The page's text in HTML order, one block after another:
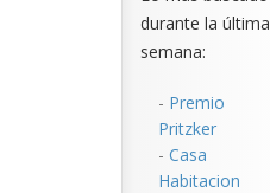
durante la última
semana:
- Premio
Pritzker
- Casa
Habitacion